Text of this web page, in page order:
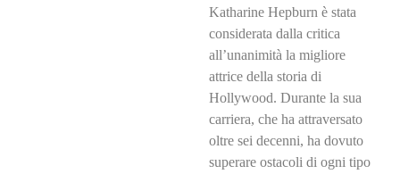
Katharine Hepburn è stata
considerata dalla critica
all’unanimità la migliore
attrice della storia di
Hollywood. Durante la sua
carriera, che ha attraversato
oltre sei decenni, ha dovuto
superare ostacoli di ogni tipo